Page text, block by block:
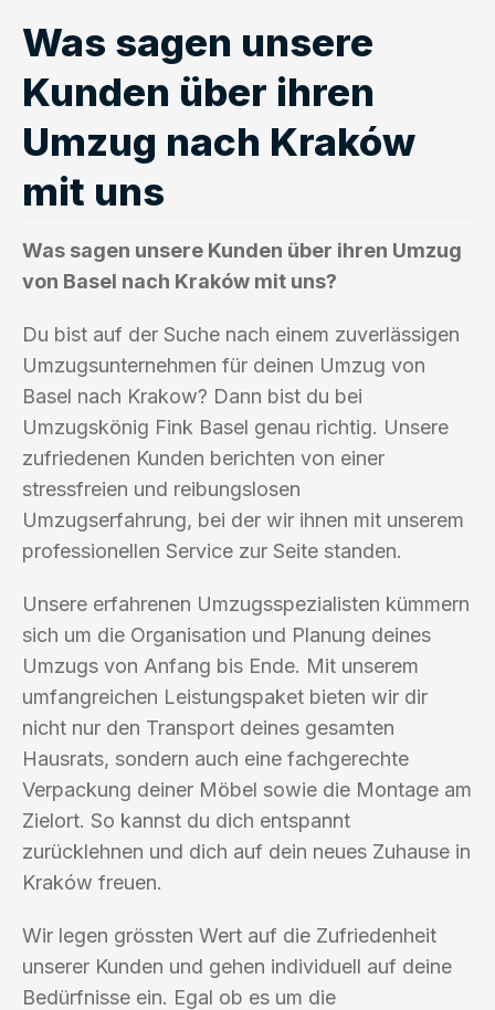
Was sagen unsere
Kunden über ihren
Umzug nach Kraków
mit uns
Was sagen unsere Kunden über ihren Umzug
von Basel nach Kraków mit uns?
Du bist auf der Suche nach einem zuverlässigen
Umzugsunternehmen für deinen Umzug von
Basel nach Krakow? Dann bist du bei
Umzugskönig Fink Basel genau richtig. Unsere
zufriedenen Kunden berichten von einer
stressfreien und reibungslosen
Umzugserfahrung, bei der wir ihnen mit unserem
professionellen Service zur Seite standen.
Unsere erfahrenen Umzugsspezialisten kümmern
sich um die Organisation und Planung deines
Umzugs von Anfang bis Ende. Mit unserem
umfangreichen Leistungspaket bieten wir dir
nicht nur den Transport deines gesamten
Hausrats, sondern auch eine fachgerechte
Verpackung deiner Möbel sowie die Montage am
Zielort. So kannst du dich entspannt
zurücklehnen und dich auf dein neues Zuhause in
Kraków freuen.
Wir legen grössten Wert auf die Zufriedenheit
unserer Kunden und gehen individuell auf deine
Bedürfnisse ein. Egal ob es um die